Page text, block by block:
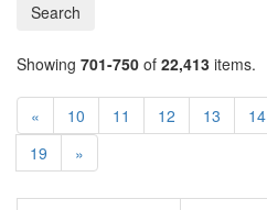
Search
Showing 701-750 of 22,413 items.
« 10 11 12 13 14
19
»